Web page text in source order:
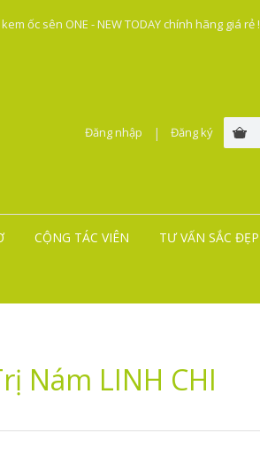
ốc sên ONE - NEW TODAY chính hãng giá rẻ !
Đăng nhập | Đăng ký
CỘNG TÁC VIÊN TƯ VẤN SẮC ĐẸP
Nám LINH CHI